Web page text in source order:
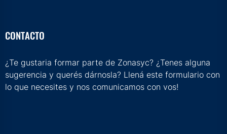
CONTACTO
¿Te gustaria formar parte de Zonasyc? ¿Tenes alguna
sugerencia y querés dárnosla? Llená este formulario con
lo que necesites y nos comunicamos con vos!